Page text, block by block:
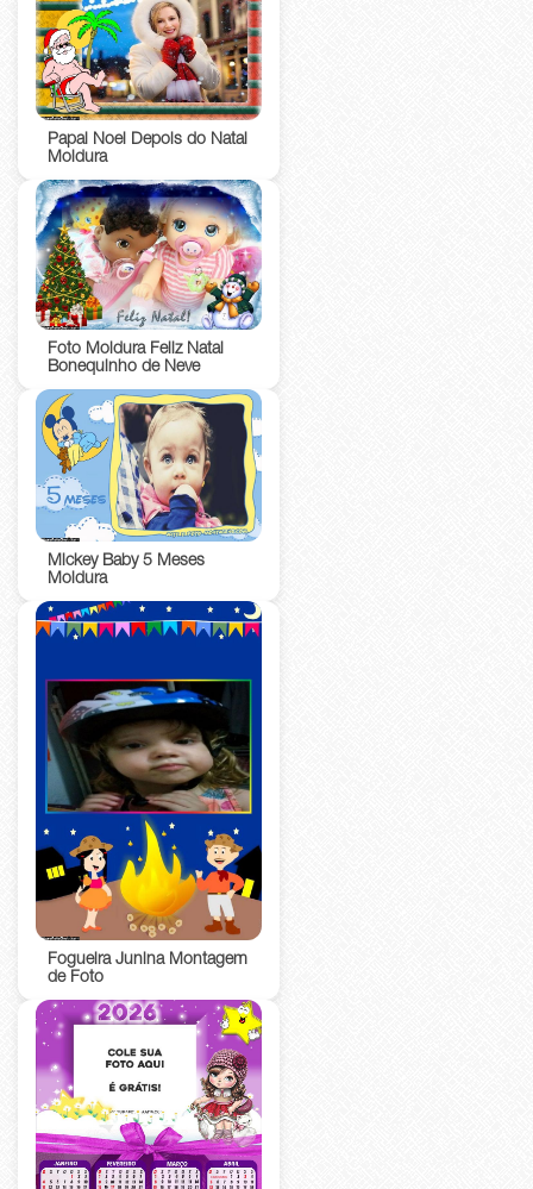
Papai Noel Depois do Natal
Moldura
Foto Moldura Feliz Natal
Bonequinho de Neve
Mickey Baby 5 Meses
Moldura
Fogueira Junina Montagem
de Foto